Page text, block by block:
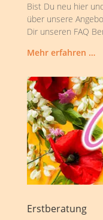
Bist Du neu hier
über unsere
Dir unseren FAQ
Mehr erfahren …
Erstberatung